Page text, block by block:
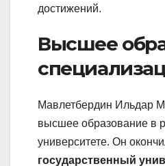
достижений.
Высшее
Мавлетбердин Ильдар
высшее образование в
университете. Он
государственный